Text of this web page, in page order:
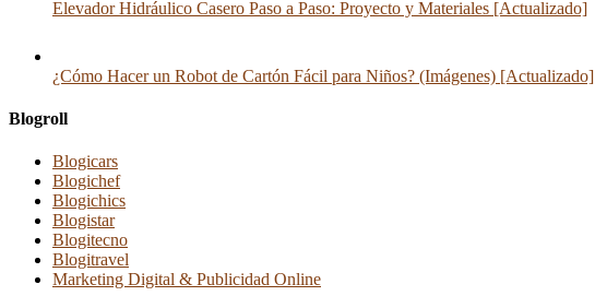
Elevador Hidráulico Casero Paso a Paso: Proyecto y Materiales [Actualizado]
¿Cómo Hacer un Robot de Cartón Fácil para Niños? (Imágenes) [Actualizado]
Blogroll
Blogicars
Blogichef
Blogichics
Blogistar
Blogitecno
Blogitravel
Marketing Digital & Publicidad Online